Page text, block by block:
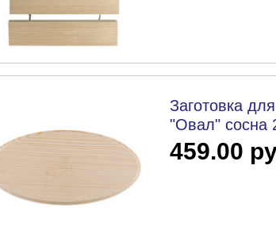
Заготовка
"Овал" сосна
459.00